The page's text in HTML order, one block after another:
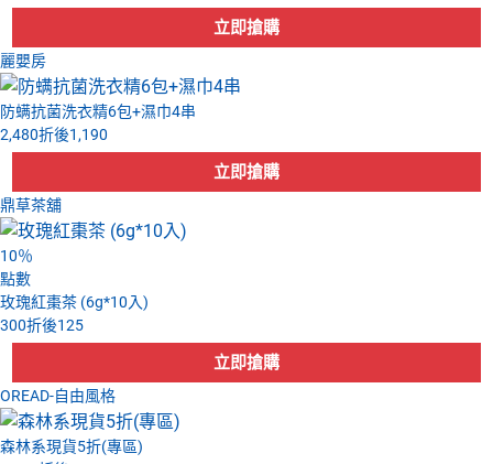
麗嬰房
防螨抗菌洗衣精6包+濕巾4串
2,480折後1,190
鼎草茶舖
10％
點數
玫瑰紅棗茶 (6g*10入)
300折後125
OREAD-自由風格
森林系現貨5折(專區)